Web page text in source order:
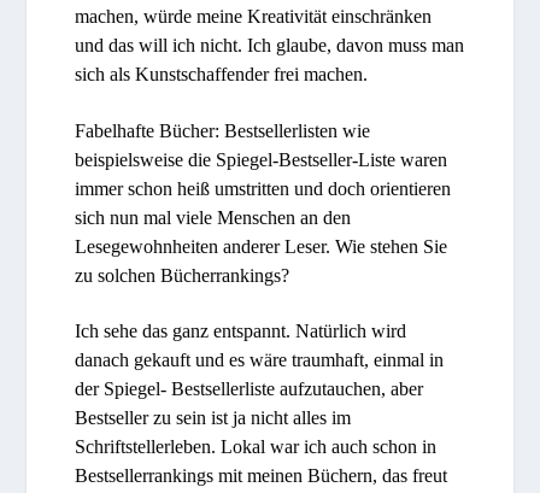
machen, würde meine Kreativität einschränken
und das will ich nicht. Ich glaube, davon muss man
sich als Kunstschaffender frei machen.
Fabelhafte Bücher: Bestsellerlisten wie
beispielsweise die Spiegel-Bestseller-Liste waren
immer schon heiß umstritten und doch orientieren
sich nun mal viele Menschen an den
Lesegewohnheiten anderer Leser. Wie stehen Sie
zu solchen Bücherrankings?
Ich sehe das ganz entspannt. Natürlich wird
danach gekauft und es wäre traumhaft, einmal in
der Spiegel- Bestsellerliste aufzutauchen, aber
Bestseller zu sein ist ja nicht alles im
Schriftstellerleben. Lokal war ich auch schon in
Bestsellerrankings mit meinen Büchern, das freut